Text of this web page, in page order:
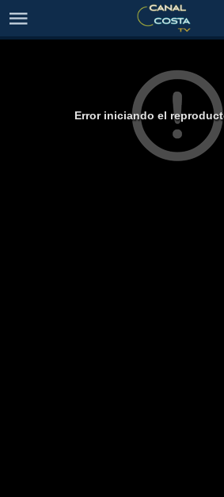
Error iniciando el